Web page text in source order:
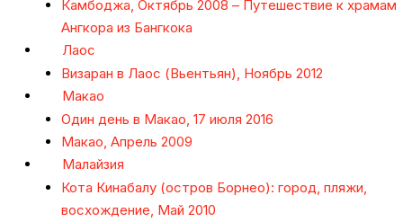
Камбоджа, Октябрь 2008 – Путешествие к храмам
Ангкора из Бангкока
Лаос
Визаран в Лаос (Вьентьян), Ноябрь 2012
Макао
Один день в Макао, 17 июля 2016
Макао, Апрель 2009
Малайзия
Кота Кинабалу (остров Борнео): город, пляжи,
восхождение, Май 2010